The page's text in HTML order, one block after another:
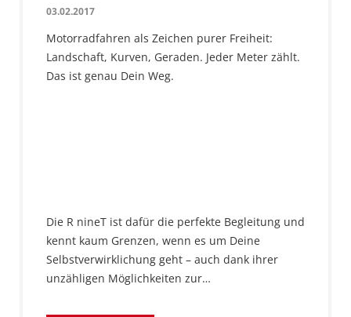
03.02.2017
Motorradfahren als Zeichen purer Freiheit:
Landschaft, Kurven, Geraden. Jeder Meter zählt.
Das ist genau Dein Weg.
Die R nineT ist dafür die perfekte Begleitung und
kennt kaum Grenzen, wenn es um Deine
Selbstverwirklichung geht – auch dank ihrer
unzähligen Möglichkeiten zur…